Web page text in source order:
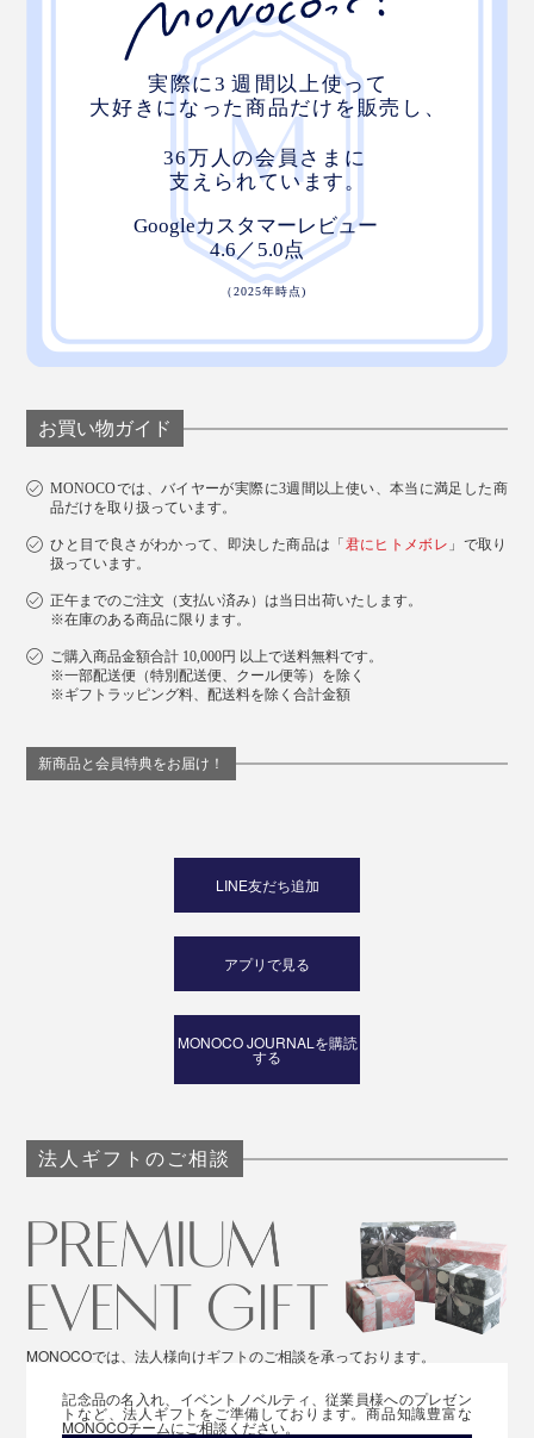
S・M・Lの3サイズ展開。
男性
ジャケットのインナー使いにはMサイズを。一枚でゆっ
たり着たい方はLサイズがおすすめ。
全体的にコンパクトなSサイズは、ワンピースやシャツ
のインナー使いやウエストインで着こなしたい方に最
お買い物ガイド
MONOCOでは、バイヤーが実際に3週間以上使い、本当に満足した商
品だけを取り扱っています。
ひと目で良さがわかって、即決した商品は「君にヒトメボレ 」で取り
扱っています。
正午までのご注文（支払い済み）は当日出荷いたします。
※在庫のある商品に限ります。
ご購入商品金額合計 10,000円 以上で送料無料です。
※一部配送便（特別配送便、クール便等）を除く
※ギフトラッピング料、配送料を除く合計金額
新商品と会員特典をお届け！
LINE友だち追加
アプリで見る
MONOCO JOURNALを購読
する
法人ギフトのご相談
MONOCOでは、法人様向けギフトのご相談を承っております。
記念品の名入れ、イベントノベルティ、従業員様へのプレゼン
トなど、法人ギフトをご準備しております。商品知識豊富な
MONOCOチームにご相談ください。